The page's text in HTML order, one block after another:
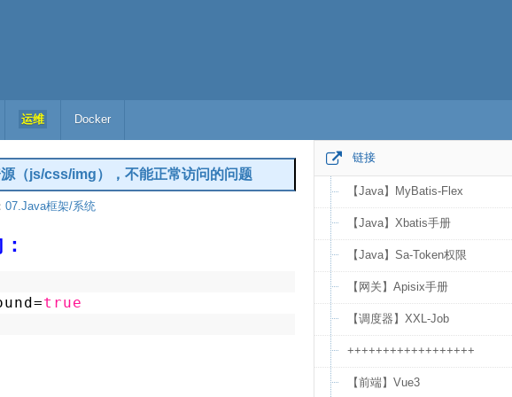
运维 Docker
（js/css/img），不能正常访问的问题
07.Java框架/系统
true
链接
【Java】MyBatis-Flex
【Java】Xbatis手册
【Java】Sa-Token权限
【网关】Apisix手册
【调度器】XXL-Job
++++++++++++++++++
【前端】Vue3